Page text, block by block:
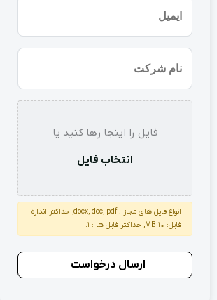
شرکت
استعلام
فایل را اینجا رها کنید یا
انتخاب فایل
انواع فایل های مجاز : docx, doc, pdf, حداکثر اندازه
فایل: 10 MB, حداکثر فایل ها : 1.